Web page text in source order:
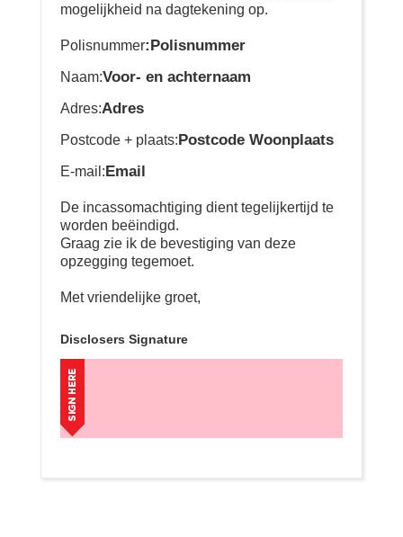
mogelijkheid na dagtekening op.
Polisnummer:Polisnummer
Naam:Voor- en achternaam
Adres:Adres
Postcode + plaats:Postcode Woonplaats
E-mail:Email
De incassomachtiging dient tegelijkertijd te
worden beëindigd.
Graag zie ik de bevestiging van deze
opzegging tegemoet.
Met vriendelijke groet,
Disclosers Signature